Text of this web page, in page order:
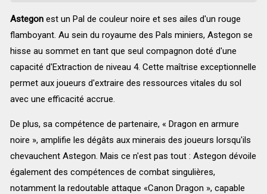
Astegonest un Pal de couleur noire et ses ailes d'un rouge
flamboyant. Au sein du royaume des Pals miniers, Astegon se
hisse au sommet en tant que seul compagnon doté d'une
capacité d'Extraction de niveau 4. Cette maîtrise exceptionnelle
permet aux joueurs d'extraire des ressources vitales du sol
avec une efficacité accrue.
De plus, sa compétence de partenaire, « Dragon en armure
noire », amplifie les dégâts aux minerais des joueurs lorsqu'ils
chevauchent Astegon. Mais ce n'est pas tout : Astegon dévoile
également des compétences de combat singulières,
notamment la redoutable attaque «Canon Dragon », capable